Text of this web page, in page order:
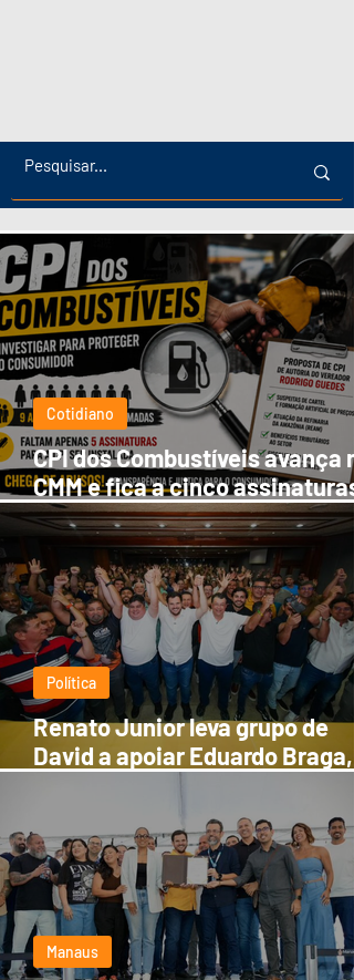
CPI dos Combustíveis avança
CMM e fica a cinco assinaturas
de investigar suposto cartel em
Manaus
Cotidiano
Renato Junior leva grupo de
David a apoiar Eduardo Braga,
olhando para 2028
Política
Manaus